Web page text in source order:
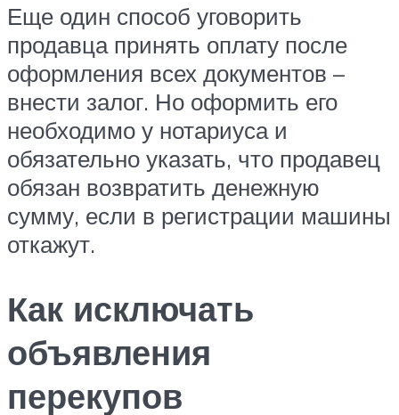
Еще один способ уговорить
продавца принять оплату после
оформления всех документов –
внести залог. Но оформить его
необходимо у нотариуса и
обязательно указать, что продавец
обязан возвратить денежную
сумму, если в регистрации машины
откажут.
Как исключать
объявления
перекупов